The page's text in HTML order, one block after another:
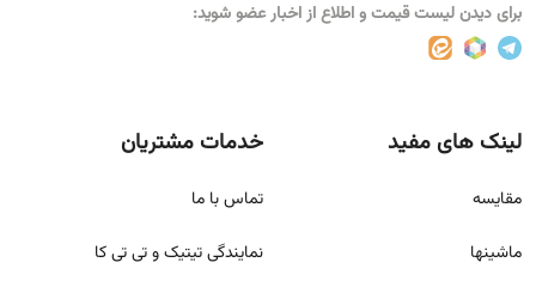
برای دیدن لیست قیمت و اطلاع از اخبار عضو شوید:
لینک های مفید
مقايسه
ماشینها
خدمات مشتریان
تماس با ما
نمایندگی تیتیک و تی تی کا